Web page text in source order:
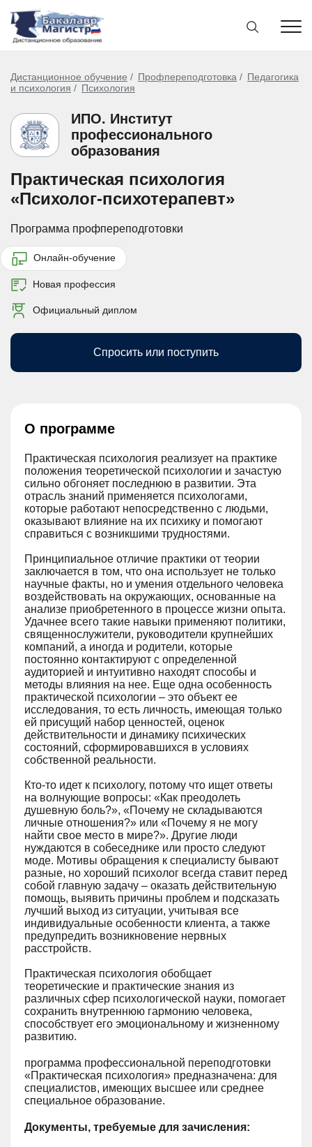
Дистанционное обучение Профпереподготовка
Педагогика
и психология
Психология
ИПО. Институт
профессионального
образования
Практическая психология
«Психолог-психотерапевт»
Программа профпереподготовки
Онлайн-обучение
Новая профессия
Официальный диплом
Спросить или поступить
О программе
Практическая психология реализует на практике
положения теоретической психологии и зачастую
сильно обгоняет последнюю в развитии. Эта
отрасль знаний применяется психологами,
которые работают непосредственно с людьми,
оказывают влияние на их психику и помогают
справиться с возникшими трудностями.
Принципиальное отличие практики от теории
заключается в том, что она использует не только
научные факты, но и умения отдельного человека
воздействовать на окружающих, основанные на
анализе приобретенного в процессе жизни опыта.
Удачнее всего такие навыки применяют политики,
священнослужители, руководители крупнейших
компаний, а иногда и родители, которые
постоянно контактируют с определенной
аудиторией и интуитивно находят способы и
методы влияния на нее. Еще одна особенность
практической психологии – это объект ее
исследования, то есть личность, имеющая только
ей присущий набор ценностей, оценок
действительности и динамику психических
состояний, сформировавшихся в условиях
собственной реальности.
Кто-то идет к психологу, потому что ищет ответы
на волнующие вопросы: «Как преодолеть
душевную боль?», «Почему не складываются
личные отношения?» или «Почему я не могу
найти свое место в мире?». Другие люди
нуждаются в собеседнике или просто следуют
моде. Мотивы обращения к специалисту бывают
разные, но хороший психолог всегда ставит перед
собой главную задачу – оказать действительную
помощь, выявить причины проблем и подсказать
лучший выход из ситуации, учитывая все
индивидуальные особенности клиента, а также
предупредить возникновение нервных
расстройств.
Практическая психология обобщает
теоретические и практические знания из
различных сфер психологической науки, помогает
сохранить внутреннюю гармонию человека,
способствует его эмоциональному и жизненному
развитию.
программа профессиональной переподготовки
«Практическая психология» предназначена: для
специалистов, имеющих высшее или среднее
специальное образование.
Документы, требуемые для зачисления: